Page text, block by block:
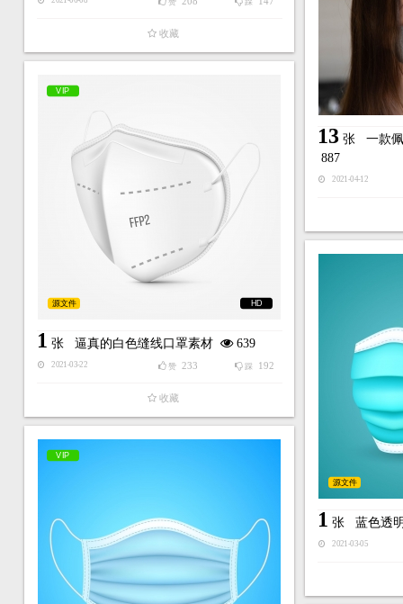
踩
赞
收藏
13张 一款
887
2021-04-12
VIP
HD
源文件
1 张 逼真的白色缝线口罩素材 639
2021-03-22 踩 192
赞 233
收藏
源文件
1 张 蓝色透
2021-03-05
VIP